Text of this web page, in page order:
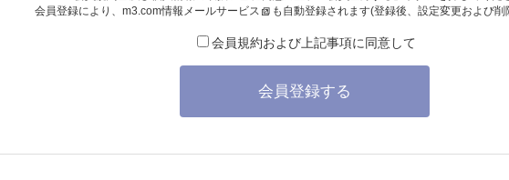
会員登録により、 m3.com情報メールサービス も自動登録されます(登録後、設定変更および
会員規約および上記事項に同意して
会員登録する